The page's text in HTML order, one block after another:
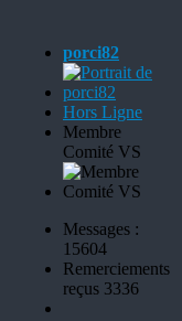
porci82
Hors Ligne
Membre
Comité VS
Messages :
15604
Remerciements
reçus 3336